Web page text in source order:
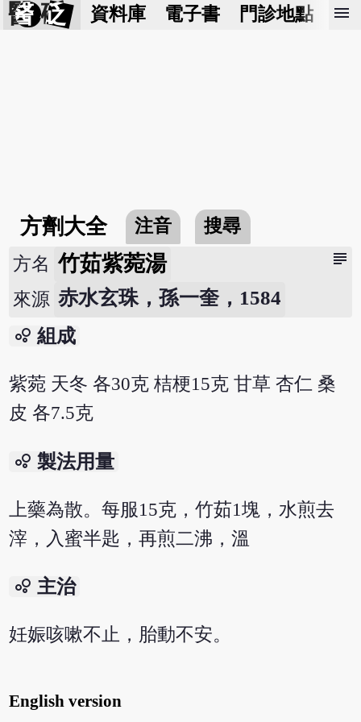
醫 砭 資料庫 電子書 門診地點 預
menu
方劑大全 注音 搜尋
subject
方名 竹茹紫菀湯
來源 赤水玄珠，孫一奎，1584
bubble_chart 組成
紫菀 天冬 各30克 桔梗15克 甘草 杏仁 桑
皮 各7.5克
bubble_chart 製法用量
上藥為散。每服15克，竹茹1塊，水煎去
滓，入蜜半匙，再煎二沸，溫
bubble_chart 主治
妊娠咳嗽不止，胎動不安。
English version